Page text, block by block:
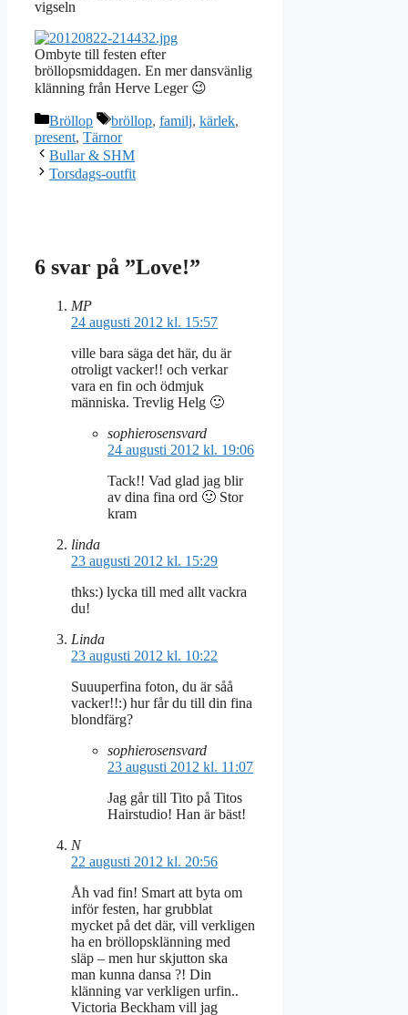
vigseln
Ombyte till festen efter
bröllopsmiddagen. En mer dansvänlig
klänning från Herve Leger 😉
Kategorier
Bröllop Etiketter
bröllop, familj, kärlek,
present, Tärnor
Bullar & SHM
Torsdags-outfit
6 svar på ”Love!”
MP
24 augusti 2012 kl. 15:57
ville bara säga det här, du är
otroligt vacker!! och verkar
vara en fin och ödmjuk
människa. Trevlig Helg 🙂
sophierosensvard
24 augusti 2012 kl. 19:06
Tack!! Vad glad jag blir
av dina fina ord 🙂 Stor
kram
linda
23 augusti 2012 kl. 15:29
thks:) lycka till med allt vackra
du!
Linda
23 augusti 2012 kl. 10:22
Suuuperfina foton, du är såå
vacker!!:) hur får du till din fina
blondfärg?
sophierosensvard
23 augusti 2012 kl. 11:07
Jag går till Tito på Titos
Hairstudio! Han är bäst!
N
22 augusti 2012 kl. 20:56
Åh vad fin! Smart att byta om
inför festen, har grubblat
mycket på det där, vill verkligen
ha en bröllopsklänning med
släp – men hur skjutton ska
man kunna dansa ?! Din
klänning var verkligen urfin..
Victoria Beckham vill jag